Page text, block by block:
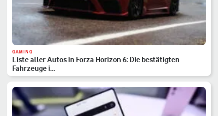
GAMING
Liste aller Autos in Forza Horizon 6: Die bestätigten
Fahrzeuge i…